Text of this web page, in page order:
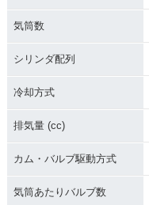
気筒数
シリンダ配列
冷却方式
排気量 (cc)
カム・バルブ駆動方式
気筒あたりバルブ数